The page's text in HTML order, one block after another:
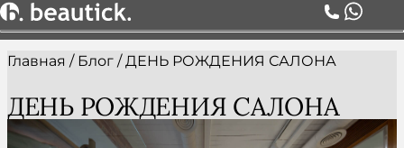
КОМАНДА
Главная / Блог /ДЕНЬ РОЖДЕНИЯ САЛОНА
ДЕНЬ РОЖДЕНИЯ САЛОНА